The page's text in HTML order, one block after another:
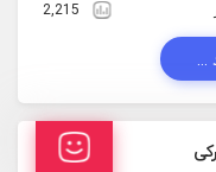
2,215
...